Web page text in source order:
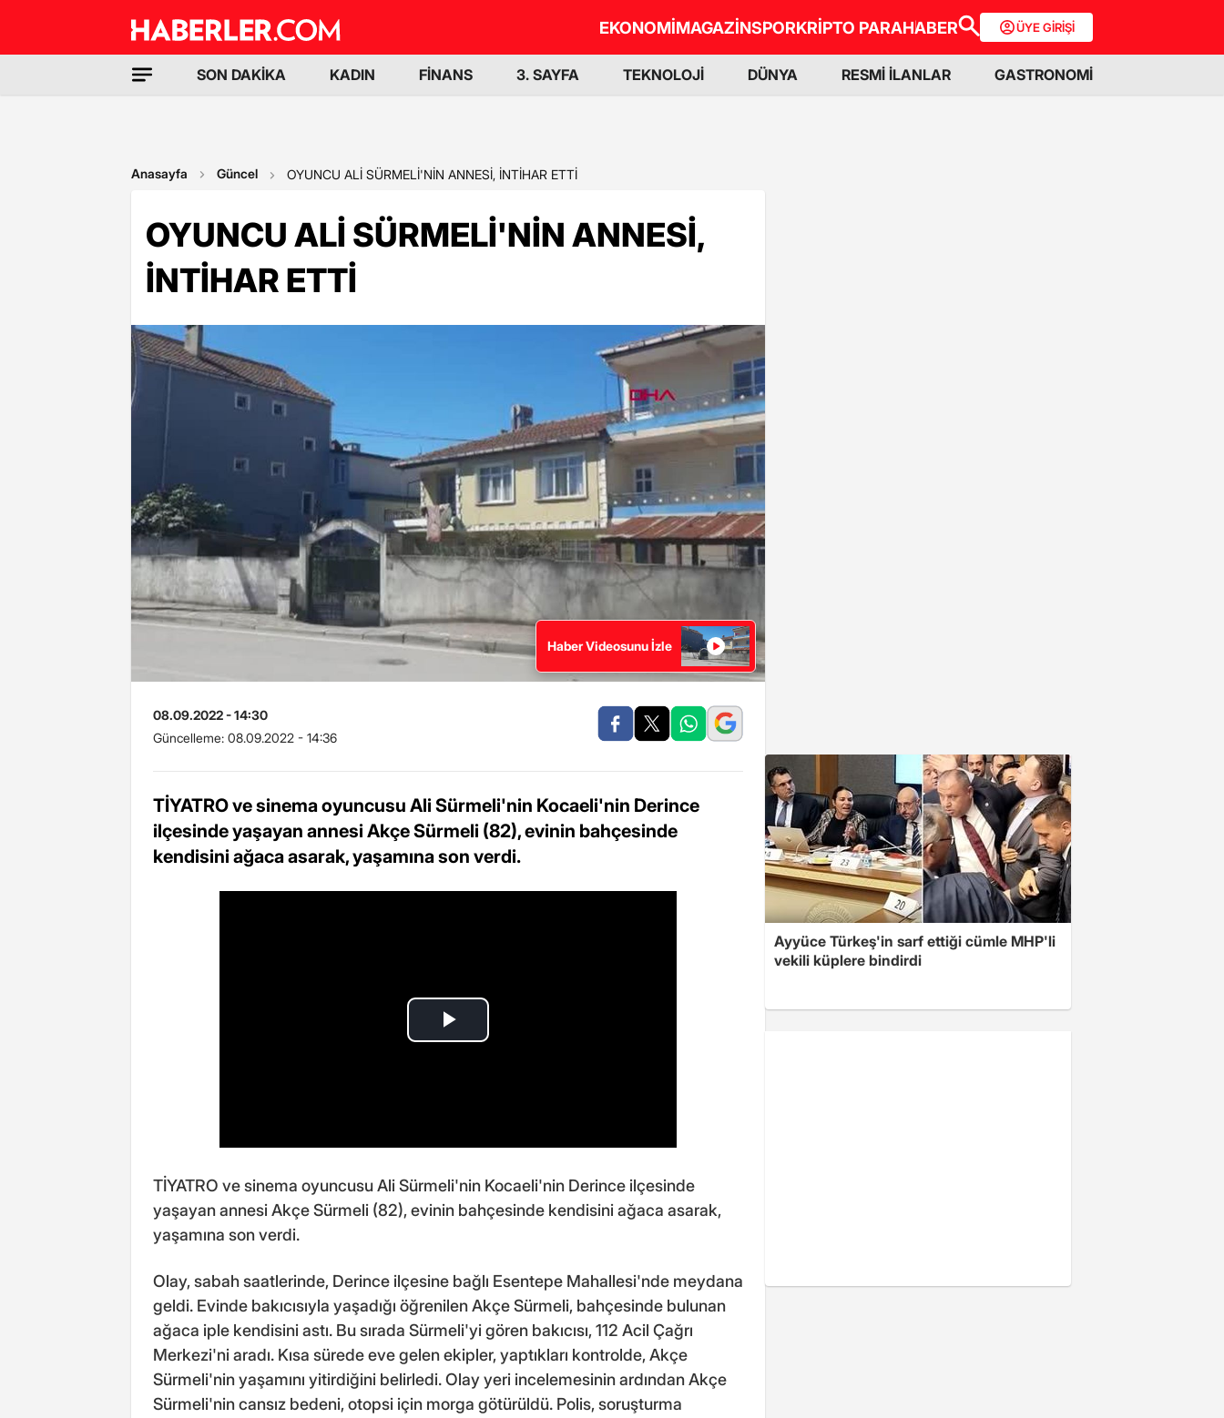
EKONOMİMAGAZİNSPORKRİPTO PARAHABER ÜYE GİRİŞİ
SON DAKİKA KADIN FİNANS 3. SAYFA TEKNOLOJİ DÜNYA RESMİ İLANLAR GASTRONOMİ
Anasayfa Güncel OYUNCU ALİ SÜRMELİ'NİN ANNESİ, İNTİHAR ETTİ
OYUNCU ALİ SÜRMELİ'NİN ANNESİ,
İNTİHAR ETTİ
Haber Videosunu İzle
08.09.2022 - 14:30
Güncelleme: 08.09.2022 - 14:36
TİYATRO ve sinema oyuncusu Ali Sürmeli'nin Kocaeli'nin Derince
ilçesinde yaşayan annesi Akçe Sürmeli (82), evinin bahçesinde
kendisini ağaca asarak, yaşamına son verdi.
TİYATRO ve sinema oyuncusu Ali Sürmeli'nin Kocaeli'nin Derince ilçesinde
yaşayan annesi Akçe Sürmeli (82), evinin bahçesinde kendisini ağaca asarak,
yaşamına son verdi.
Olay, sabah saatlerinde, Derince ilçesine bağlı Esentepe Mahallesi'nde meydana
geldi. Evinde bakıcısıyla yaşadığı öğrenilen Akçe Sürmeli, bahçesinde bulunan
ağaca iple kendisini astı. Bu sırada Sürmeli'yi gören bakıcısı, 112 Acil Çağrı
Merkezi'ni aradı. Kısa sürede eve gelen ekipler, yaptıkları kontrolde, Akçe
Sürmeli'nin yaşamını yitirdiğini belirledi. Olay yeri incelemesinin ardından Akçe
Sürmeli'nin cansız bedeni, otopsi için morga götürüldü. Polis, soruşturma
Ayyüce Türkeş'in sarf ettiği cümle MHP'li
vekili küplere bindirdi